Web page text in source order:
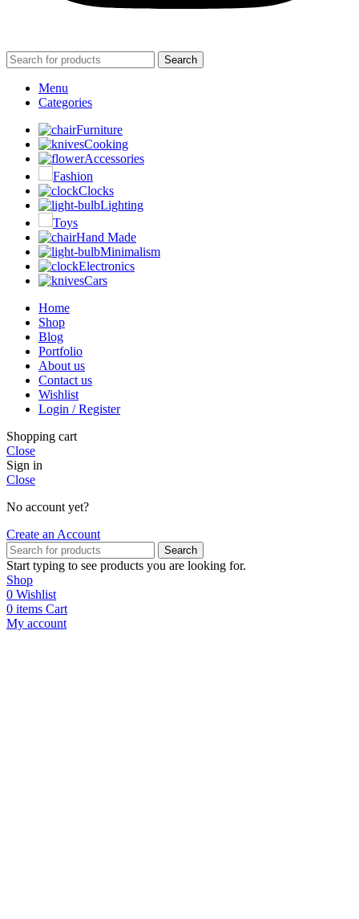
Search
Menu
Categories
Furniture
Cooking
Accessories
Fashion
Clocks
Lighting
Toys
Hand Made
Minimalism
Electronics
Cars
Home
Shop
Blog
Portfolio
About us
Contact us
Wishlist
Login / Register
Shopping cart
Close
Sign in
Close
No account yet?
Create an Account
Search
Start typing to see products you are looking for.
Shop
0 Wishlist
0 items Cart
My account